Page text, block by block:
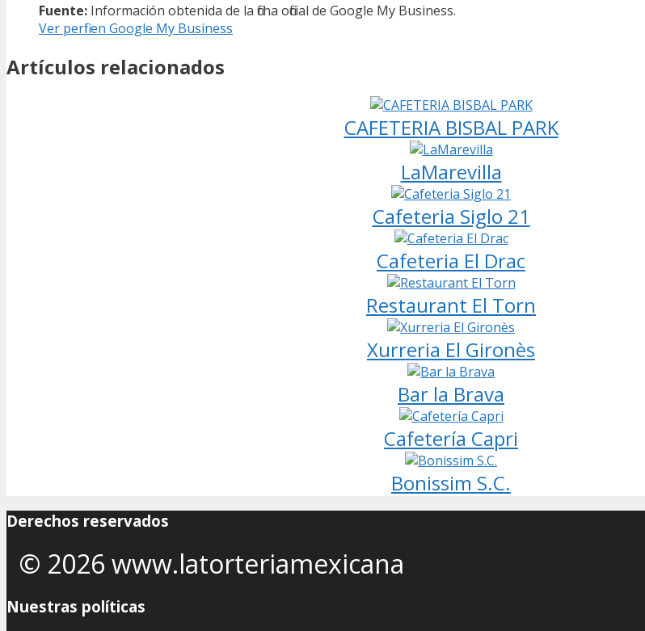
Fuente: Información obtenida de la ficha oficial de Google My Business.
Ver perfil en Google My Business
Artículos relacionados
CAFETERIA BISBAL PARK
LaMarevilla
Cafeteria Siglo 21
Cafeteria El Drac
Restaurant El Torn
Xurreria El Gironès
Bar la Brava
Cafetería Capri
Bonissim S.C.
Derechos reservados
© 2026 www.latorteriamexicana
Nuestras políticas